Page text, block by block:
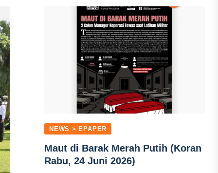
NEWS > EPAPER
Maut di Barak Merah Putih (Koran
Rabu, 24 Juni 2026)